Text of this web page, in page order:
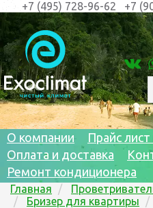
+7 (495) 728-96-62 +7
О компании
Прайс
Оплата и доставка
Ремонт кондиционера
Главная
Бризер для квартиры